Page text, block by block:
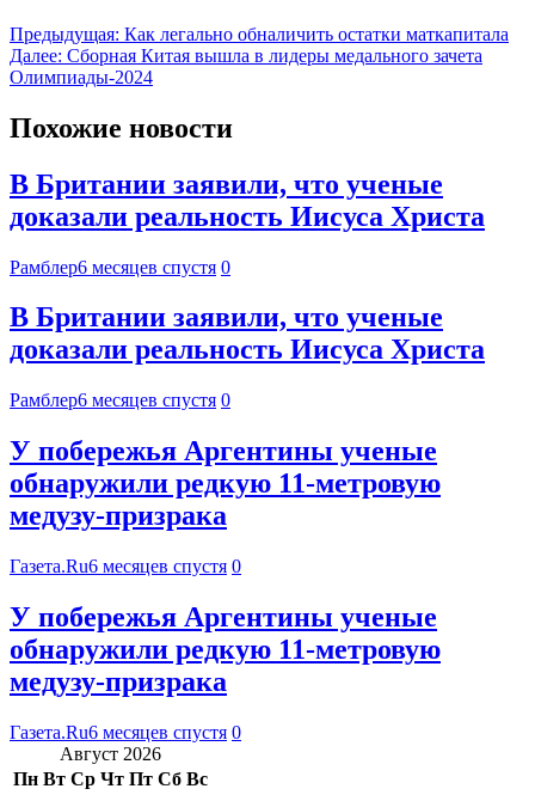
Предыдущая: Как легально обналичить остатки маткапитала
Далее: Сборная Китая вышла в лидеры медального зачета
Олимпиады-2024
Похожие новости
В Британии заявили, что ученые
доказали реальность Иисуса Христа
Рамблер6 месяцев спустя 0
В Британии заявили, что ученые
доказали реальность Иисуса Христа
Рамблер6 месяцев спустя 0
У побережья Аргентины ученые
обнаружили редкую 11-метровую
медузу-призрака
Газета.Ru6 месяцев спустя 0
У побережья Аргентины ученые
обнаружили редкую 11-метровую
медузу-призрака
Газета.Ru6 месяцев спустя 0
Август 2026
Пн Вт Ср Чт Пт Сб Вс